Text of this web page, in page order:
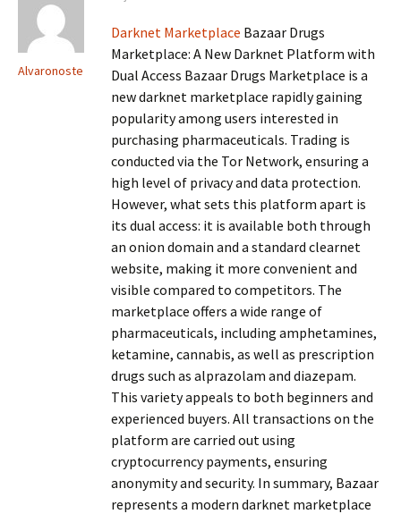
Alvaronoste
Darknet Marketplace Bazaar Drugs
Marketplace: A New Darknet Platform with
Dual Access Bazaar Drugs Marketplace is a
new darknet marketplace rapidly gaining
popularity among users interested in
purchasing pharmaceuticals. Trading is
conducted via the Tor Network, ensuring a
high level of privacy and data protection.
However, what sets this platform apart is
its dual access: it is available both through
an onion domain and a standard clearnet
website, making it more convenient and
visible compared to competitors. The
marketplace offers a wide range of
pharmaceuticals, including amphetamines,
ketamine, cannabis, as well as prescription
drugs such as alprazolam and diazepam.
This variety appeals to both beginners and
experienced buyers. All transactions on the
platform are carried out using
cryptocurrency payments, ensuring
anonymity and security. In summary, Bazaar
represents a modern darknet marketplace